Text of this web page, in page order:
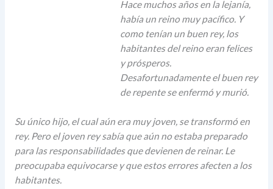
Hace muchos años en la lejanía,
había un reino muy pacífico. Y
como tenían un buen rey, los
habitantes del reino eran felices
y prósperos.
Desafortunadamente el buen rey
de repente se enfermó y murió.
Su único hijo, el cual aún era muy joven, se transformó en
rey. Pero el joven rey sabía que aún no estaba preparado
para las responsabilidades que devienen de reinar. Le
preocupaba equivocarse y que estos errores afecten a los
habitantes.